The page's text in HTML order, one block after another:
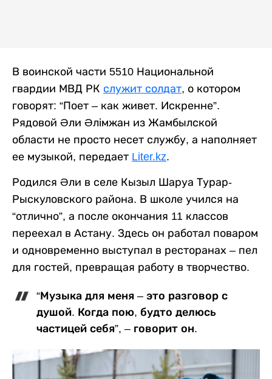
В воинской части 5510 Национальной
гвардии МВД РК служит солдат, о котором
говорят: “Поет – как живет. Искренне”.
Рядовой Әли Әлімжан из Жамбылской
области не просто несет службу, а наполняет
ее музыкой, передает Liter.kz.
Родился Әли в селе Кызыл Шаруа Турар-
Рыскуловского района. В школе учился на
“отлично”, а после окончания 11 классов
переехал в Астану. Здесь он работал поваром
и одновременно выступал в ресторанах – пел
для гостей, превращая работу в творчество.
“Музыка для меня – это разговор с
душой. Когда пою, будто делюсь
частицей себя”, – говорит он.